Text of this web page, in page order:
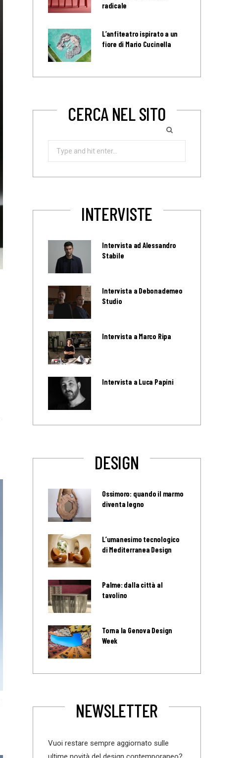
radicale
L’anfiteatro ispirato a un
fiore di Mario Cucinella
CERCA NEL SITO
Search
INTERVISTE
Intervista ad Alessandro
Stabile
Intervista a Debonademeo
Studio
Intervista a Marco Ripa
Intervista a Luca Papini
DESIGN
Ossimoro: quando il marmo
diventa legno
L’umanesimo tecnologico
di Mediterranea Design
Palme: dalla città al
tavolino
Torna la Genova Design
Week
NEWSLETTER
Vuoi restare sempre aggiornato sulle